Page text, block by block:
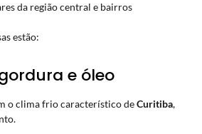
da região central e bairros
estão:
e óleo
o clima frio característico deCuritiba,